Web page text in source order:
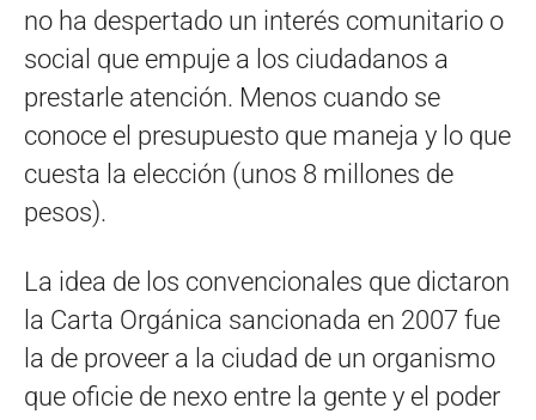
no ha despertado un interés comunitario o
social que empuje a los ciudadanos a
prestarle atención. Menos cuando se
conoce el presupuesto que maneja y lo que
cuesta la elección (unos 8 millones de
pesos).
La idea de los convencionales que dictaron
la Carta Orgánica sancionada en 2007 fue
la de proveer a la ciudad de un organismo
que oficie de nexo entre la gente y el poder